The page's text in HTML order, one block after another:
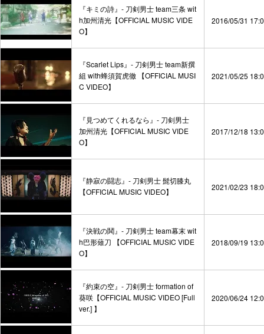
『キミの詩』- 刀剣男士 team三条 wit
h加州清光【OFFICIAL MUSIC VIDE
O】
2016/05/31
『Scarlet Lips』- 刀剣男士 team新撰
組 with蜂須賀虎徹 【OFFICIAL MUSI
C VIDEO】
2021/05/25
『見つめてくれるなら』- 刀剣男士
加州清光【OFFICIAL MUSIC VIDE
O】
2017/12/18
『静寂の闘志』- 刀剣男士 髭切膝丸
【OFFICIAL MUSIC VIDEO】
2021/02/23
『決戦の鬨』- 刀剣男士 team幕末 wit
h巴形薙刀 【OFFICIAL MUSIC VIDE
O】
2018/09/19
『約束の空』- 刀剣男士 formation of
葵咲【OFFICIAL MUSIC VIDEO [Full
ver.] 】
2020/06/24